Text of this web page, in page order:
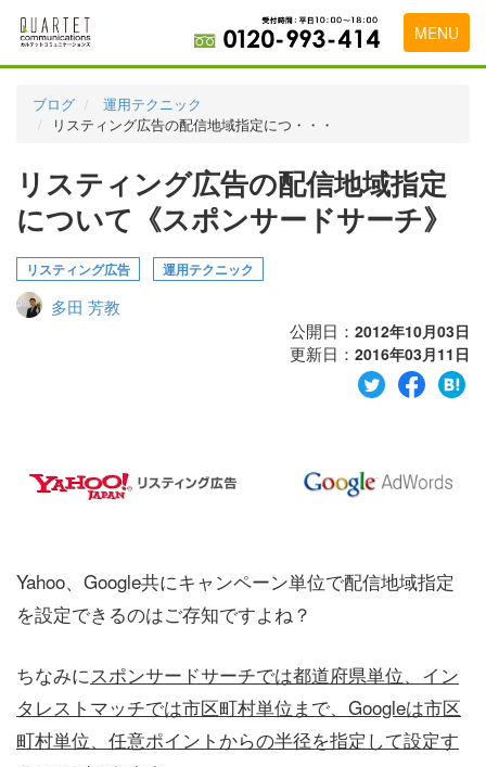
MENU
料金表
実績・お客様の声
初めて導入をお考えの方
代理店の乗り換えをお考えの方
広告代理店・HP制作会社様へ
ブログ
運用テクニック
リスティング広告の配信地域指定につ・・・
リスティング広告の配信地域指定
について《スポンサードサーチ》
リスティング広告 運用テクニック
多田 芳教
公開日： 2012年10月03日
更新日： 2016年03月11日
Yahoo、Google共にキャンペーン単位で配信地域指定
を設定できるのはご存知ですよね？
ちなみに スポンサードサーチでは都道府県単位、イン
タレストマッチでは市区町村単位まで、Googleは市区
町村単位、任意ポイントからの半径を指定して設定す